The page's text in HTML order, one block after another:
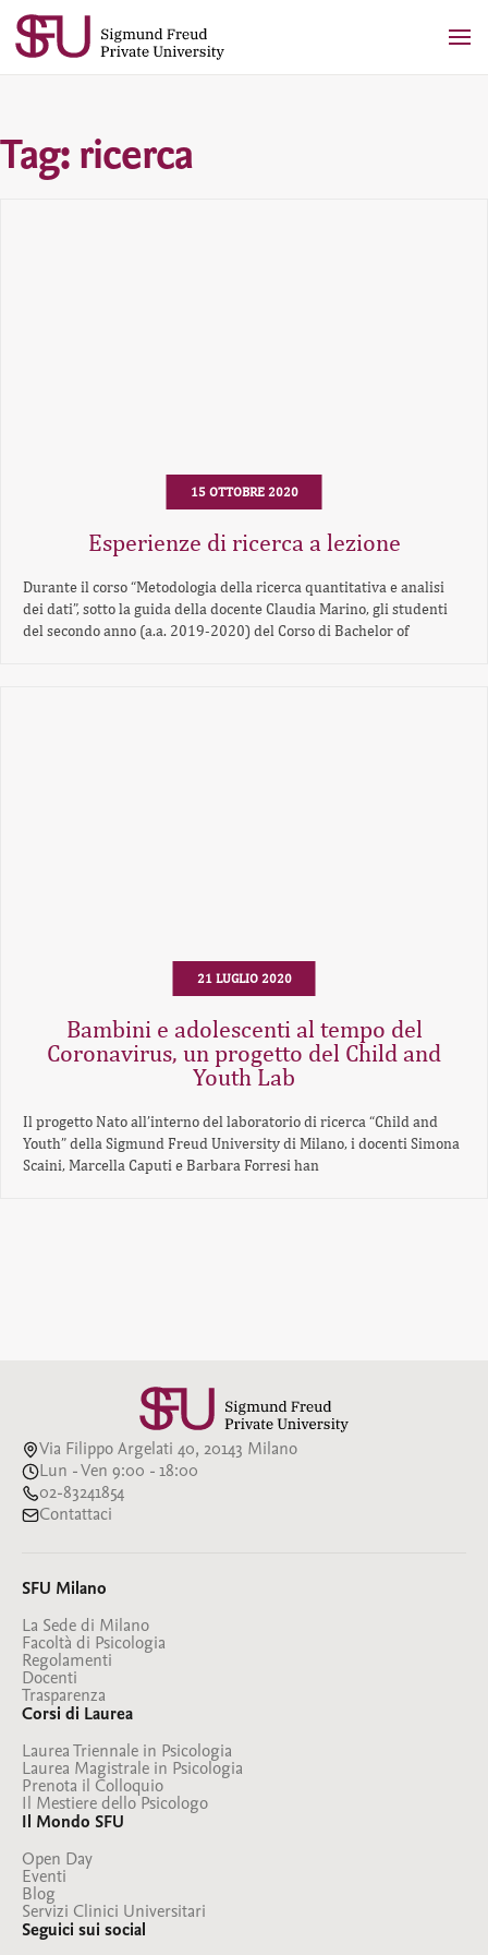
Tag: ricerca
15 OTTOBRE 2020
Esperienze di ricerca a lezione
Durante il corso “Metodologia della ricerca quantitativa e analisi
dei dati”, sotto la guida della docente Claudia Marino, gli studenti
del secondo anno (a.a. 2019-2020) del Corso di Bachelor of
21 LUGLIO 2020
Bambini e adolescenti al tempo del
Coronavirus, un progetto del Child and
Youth Lab
Il progetto Nato all’interno del laboratorio di ricerca “Child and
Youth” della Sigmund Freud University di Milano, i docenti Simona
Scaini, Marcella Caputi e Barbara Forresi han
Via Filippo Argelati 40, 20143 Milano
Lun - Ven 9:00 - 18:00
02-83241854
Contattaci
SFU Milano
La Sede di Milano
Facoltà di Psicologia
Regolamenti
Docenti
Trasparenza
Corsi di Laurea
Laurea Triennale in Psicologia
Laurea Magistrale in Psicologia
Prenota il Colloquio
Il Mestiere dello Psicologo
Il Mondo SFU
Open Day
Eventi
Blog
Servizi Clinici Universitari
Seguici sui social